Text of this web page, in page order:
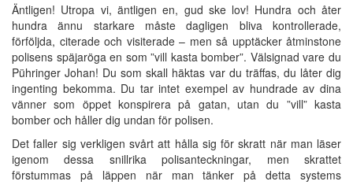
Äntligen! Utropa vi, äntligen en, gud ske lov! Hundra och åter
hundra ännu starkare måste dagligen bliva kontrollerade,
förföljda, citerade och visiterade – men så upptäcker åtminstone
polisens späjaröga en som ”vill kasta bomber”. Välsignad vare du
Pühringer Johan! Du som skall häktas var du träffas, du låter dig
ingenting bekomma. Du tar intet exempel av hundrade av dina
vänner som öppet konspirera på gatan, utan du ”vill” kasta
bomber och håller dig undan för polisen.
Det faller sig verkligen svårt att hålla sig för skratt när man läser
igenom dessa snillrika polisanteckningar, men skrattet
förstummas på läppen när man tänker på detta systems